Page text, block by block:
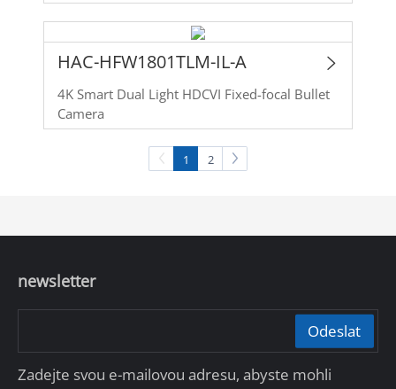
HAC-HFW1801TLM-IL-A
4K Smart Dual Light HDCVI Fixed-focal Bullet
Camera
1 2
newsletter
Odeslat
Zadejte svou e-mailovou adresu, abyste mohli